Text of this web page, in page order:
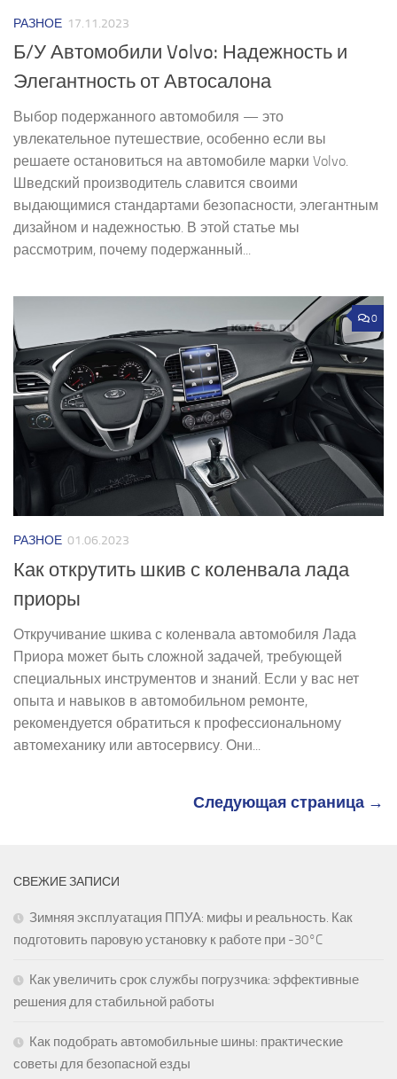
РАЗНОЕ 17.11.2023
Б/У Автомобили Volvo: Надежность и
Элегантность от Автосалона
Выбор подержанного автомобиля — это
увлекательное путешествие, особенно если вы
решаете остановиться на автомобиле марки Volvo.
Шведский производитель славится своими
выдающимися стандартами безопасности, элегантным
дизайном и надежностью. В этой статье мы
рассмотрим, почему подержанный...
0
РАЗНОЕ 01.06.2023
Как открутить шкив с коленвала лада
приоры
Откручивание шкива с коленвала автомобиля Лада
Приора может быть сложной задачей, требующей
специальных инструментов и знаний. Если у вас нет
опыта и навыков в автомобильном ремонте,
рекомендуется обратиться к профессиональному
автомеханику или автосервису. Они...
Следующая страница →
СВЕЖИЕ ЗАПИСИ
Зимняя эксплуатация ППУА: мифы и реальность. Как
подготовить паровую установку к работе при -30°C
Как увеличить срок службы погрузчика: эффективные
решения для стабильной работы
Как подобрать автомобильные шины: практические
советы для безопасной езды